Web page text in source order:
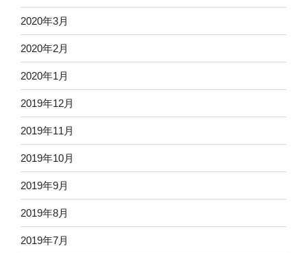
2020年3月
2020年2月
2020年1月
2019年12月
2019年11月
2019年10月
2019年9月
2019年8月
2019年7月